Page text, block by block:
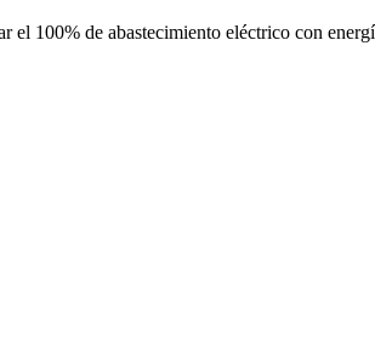
el 100% de abastecimiento eléctrico con